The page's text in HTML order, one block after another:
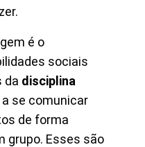
é o
sociais
da disciplina
se comunicar
de forma
grupo. Esses são